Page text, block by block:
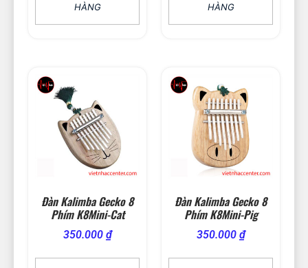
HÀNG
HÀNG
Đàn Kalimba Gecko 8
Phím K8Mini-Cat
350.000 ₫
Đàn Kalimba Gecko 8
Phím K8Mini-Pig
350.000 ₫